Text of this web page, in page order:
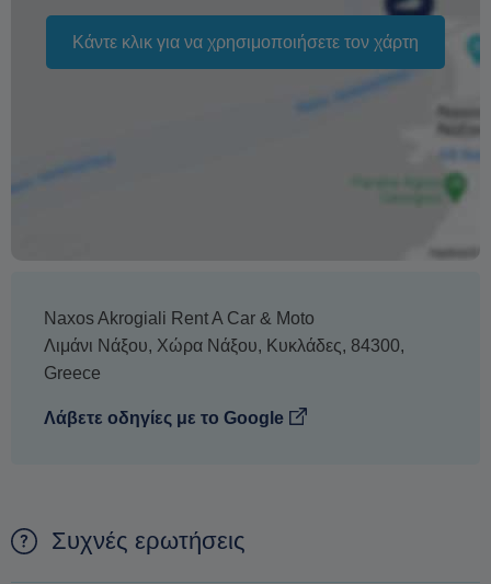
Κάντε κλικ για να χρησιμοποιήσετε τον χάρτη
Naxos Akrogiali Rent A Car & Moto
Λιμάνι Νάξου, Χώρα Νάξου, Κυκλάδες, 84300,
Greece
Λάβετε οδηγίες με το Google
Συχνές ερωτήσεις